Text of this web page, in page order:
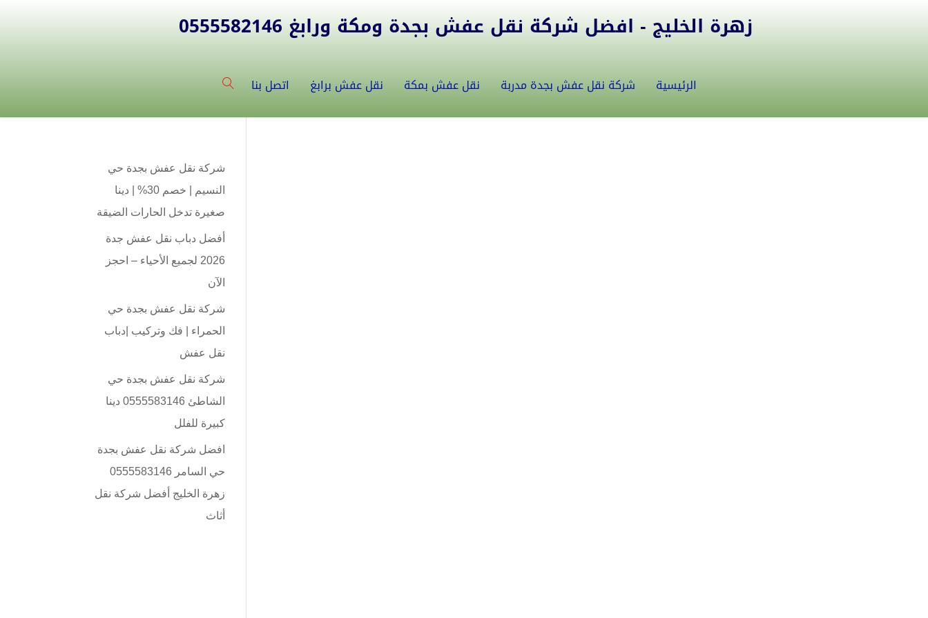
زهرة الخليج - افضل شركة نقل عفش بجدة ومكة ورابغ 0555582146
الرئيسية شركة نقل عفش بجدة مدربة نقل عفش بمكة نقل عفش برابغ اتصل بنا
شركة نقل عفش بجدة حي
النسيم | خصم 30% | دينا
صغيرة تدخل الحارات الضيقة
أفضل دباب نقل عفش جدة
2026 لجميع الأحياء – احجز
الآن
شركة نقل عفش بجدة حي
الحمراء | فك وتركيب |دباب
نقل عفش
شركة نقل عفش بجدة حي
الشاطئ 0555583146 دينا
كبيرة للفلل
افضل شركة نقل عفش بجدة
حي السامر 0555583146
زهرة الخليج أفضل شركة نقل
أثاث